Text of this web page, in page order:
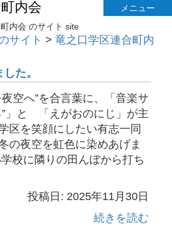
内会
メニュー
内会 のサイト site
サイト > 竜之口学区連合町内
た。
空へ”を合言葉に、「音楽サ
”」と 「えがおのにじ」が主
区を笑顔にしたい有志一同
の夜空を虹色に染めあげま
校に隣りの田んぼから打ち
投稿日: 2025年11月30日
続きを読む